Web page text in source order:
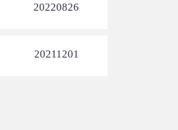
20220826
20211201